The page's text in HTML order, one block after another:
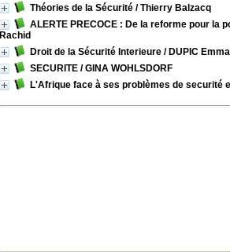
Théories de la Sécurité/ Thierry Balzacq
ALERTE PRECOCE : De la reforme pour la
Rachid
Droit de la Sécurité Interieure/ DUPIC
SECURITE/ GINA WOHLSDORF
L'Afrique face à ses problèmes de securité